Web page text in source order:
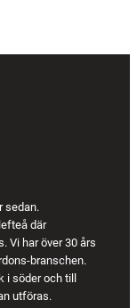
sedan.
där
Vi har över 30 års
branschen.
söder och till
utföras.